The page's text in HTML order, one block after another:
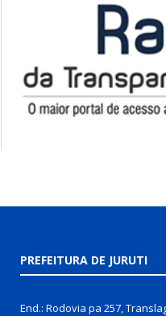
PREFEITURA DE JURUTI
End.: Rodovia pa 257,